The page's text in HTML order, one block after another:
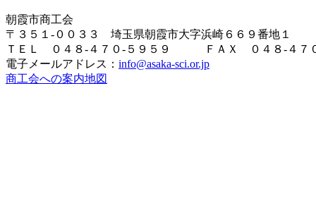
朝霞市商工会
〒３５１-００３３ 埼玉県朝霞市大字浜崎６６９番地１
ＴＥＬ ０４８-４７０-５９５９ ＦＡＸ ０４８-４７
電子メールアドレス： info@asaka-sci.or.jp
商工会への案内地図